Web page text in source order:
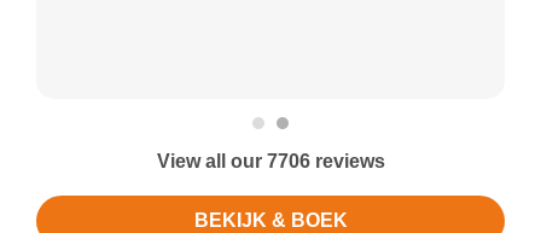
View all our 7706 reviews
BEKIJK & BOEK